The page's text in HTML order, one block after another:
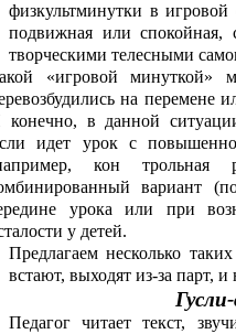
физкультминутки в
подвижная или спокойная,
творческими телесными
«игровой минуткой»
на перемене
в данной
идет урок с
кон трольная
вариант
урока или при
у детей.
Предлагаем несколько
встают, выходят из-за парт,
Педагог читает текст,